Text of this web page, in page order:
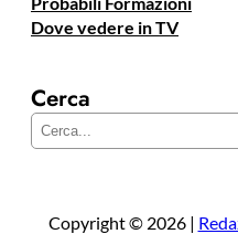
Dove vedere in TV
Cerca
Copyright © 2026 |